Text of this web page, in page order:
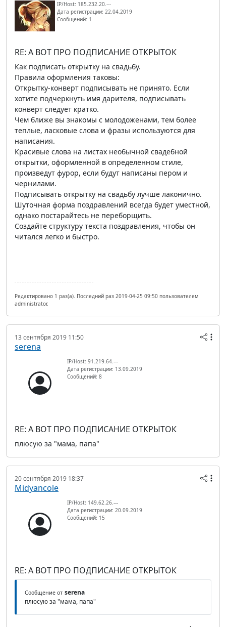
IP/Host: 185.232.20.---
Дата регистрации: 22.04.2019
Сообщений: 1
RE: А ВОТ ПРО ПОДПИСАНИЕ ОТКРЫТОК
Как подписать открытку на свадьбу.
Правила оформления таковы:
Открытку-конверт подписывать не принято. Если
хотите подчеркнуть имя дарителя, подписывать
конверт следует кратко.
Чем ближе вы знакомы с молодоженами, тем более
теплые, ласковые слова и фразы используются для
написания.
Красивые слова на листах необычной свадебной
открытки, оформленной в определенном стиле,
произведут фурор, если будут написаны пером и
чернилами.
Подписывать открытку на свадьбу лучше лаконично.
Шуточная форма поздравлений всегда будет уместной,
однако постарайтесь не переборщить.
Создайте структуру текста поздравления, чтобы он
читался легко и быстро.
Редактировано 1 раз(а). Последний раз 2019-04-25 09:50 пользователем
administrator.
13 сентября 2019 11:50
serena
IP/Host: 91.219.64.---
Дата регистрации: 13.09.2019
Сообщений: 8
RE: А ВОТ ПРО ПОДПИСАНИЕ ОТКРЫТОК
плюсую за "мама, папа"
20 сентября 2019 18:37
Midyancole
IP/Host: 149.62.26.---
Дата регистрации: 20.09.2019
Сообщений: 15
RE: А ВОТ ПРО ПОДПИСАНИЕ ОТКРЫТОК
Сообщение от serena
плюсую за "мама, папа"